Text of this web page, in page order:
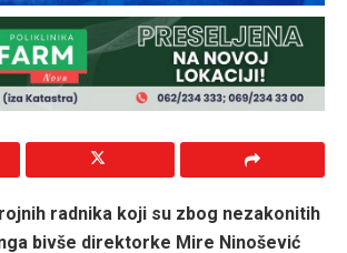
radnika koji su zbog nezakonitih
bivše direktorke Mire Ninošević